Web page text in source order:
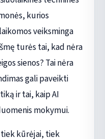
kurios
veiksminga
turės tai, kad nėra
sienos? Tai nėra
gali paveikti
ir tai, kaip AI
mokymui.
kūrėjai, tiek